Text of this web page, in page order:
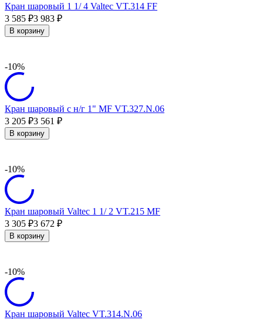
Кран шаровый 1 1/ 4 Valtec VT.314 FF
3 585 ₽3 983 ₽
В корзину
-10%
Кран шаровый с н/г 1" MF VT.327.N.06
3 205 ₽3 561 ₽
В корзину
-10%
Кран шаровый Valtec 1 1/ 2 VT.215 МF
3 305 ₽3 672 ₽
В корзину
-10%
Кран шаровый Valtec VT.314.N.06